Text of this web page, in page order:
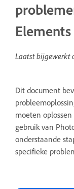
Laatst bijgewerkt
Dit document
moeten
gebruik van
onderstaande
specifieke